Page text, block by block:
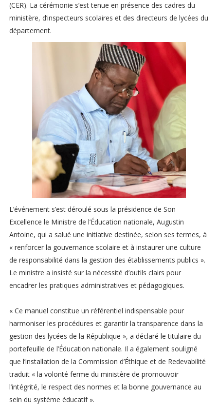
(CER). La cérémonie s’est tenue en présence des cadres du
ministère, d’inspecteurs scolaires et des directeurs de lycées du
département.
L’événement s’est déroulé sous la présidence de Son
Excellence le Ministre de l’Éducation nationale, Augustin
Antoine, qui a salué une initiative destinée, selon ses termes, à
« renforcer la gouvernance scolaire et à instaurer une culture
de responsabilité dans la gestion des établissements publics ».
Le ministre a insisté sur la nécessité d’outils clairs pour
encadrer les pratiques administratives et pédagogiques.
« Ce manuel constitue un référentiel indispensable pour
harmoniser les procédures et garantir la transparence dans la
gestion des lycées de la République », a déclaré le titulaire du
portefeuille de l’Éducation nationale. Il a également souligné
que l’installation de la Commission d’Éthique et de Redevabilité
traduit « la volonté ferme du ministère de promouvoir
l’intégrité, le respect des normes et la bonne gouvernance au
sein du système éducatif ».